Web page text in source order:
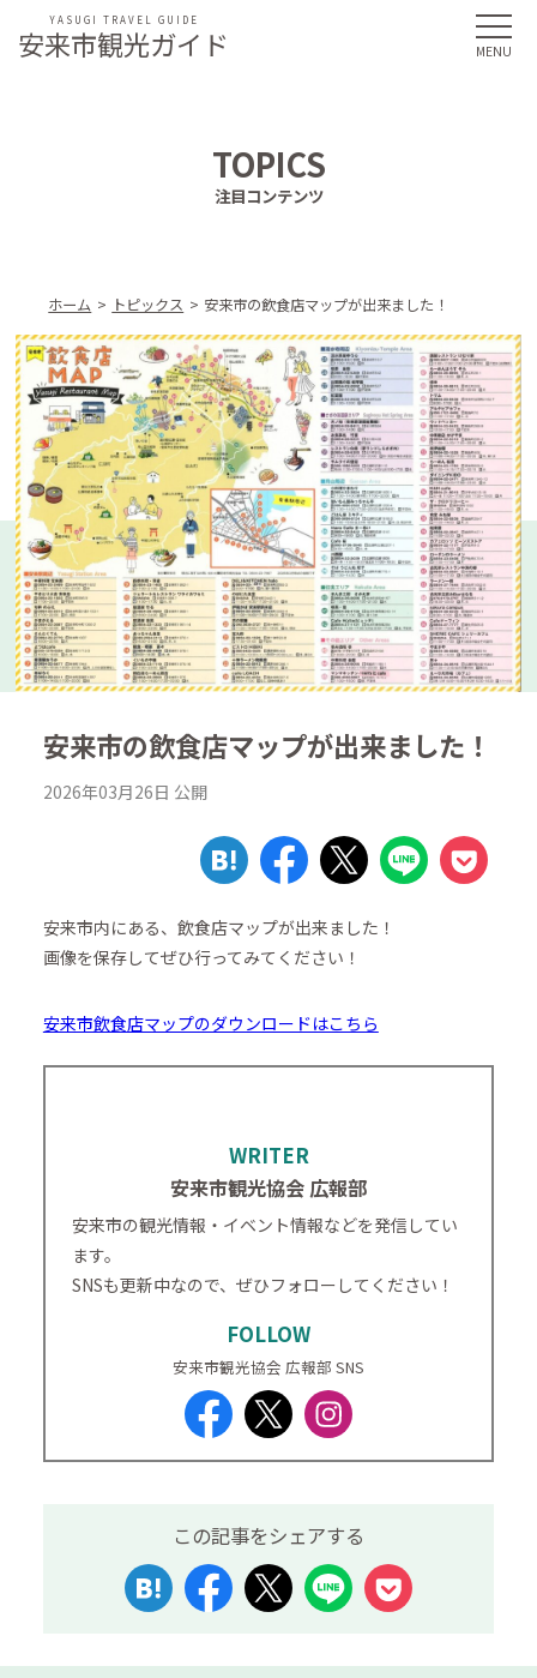
安来市観光ガイド
YASUGI TRAVEL GUIDE
TOPICS
注目コンテンツ
ホーム トピックス 安来市の飲食店マップが出来ました！
安来市の飲食店マップが出来ました！
2026年03月26日 公開
安来市内にある、飲食店マップが出来ました！
画像を保存してぜひ行ってみてください！
安来市飲食店マップのダウンロードはこちら
WRITER
安来市観光協会 広報部
安来市の観光情報・イベント情報などを発信してい
ます。
SNSも更新中なので、ぜひフォローしてください！
FOLLOW
安来市観光協会 広報部 SNS
この記事をシェアする